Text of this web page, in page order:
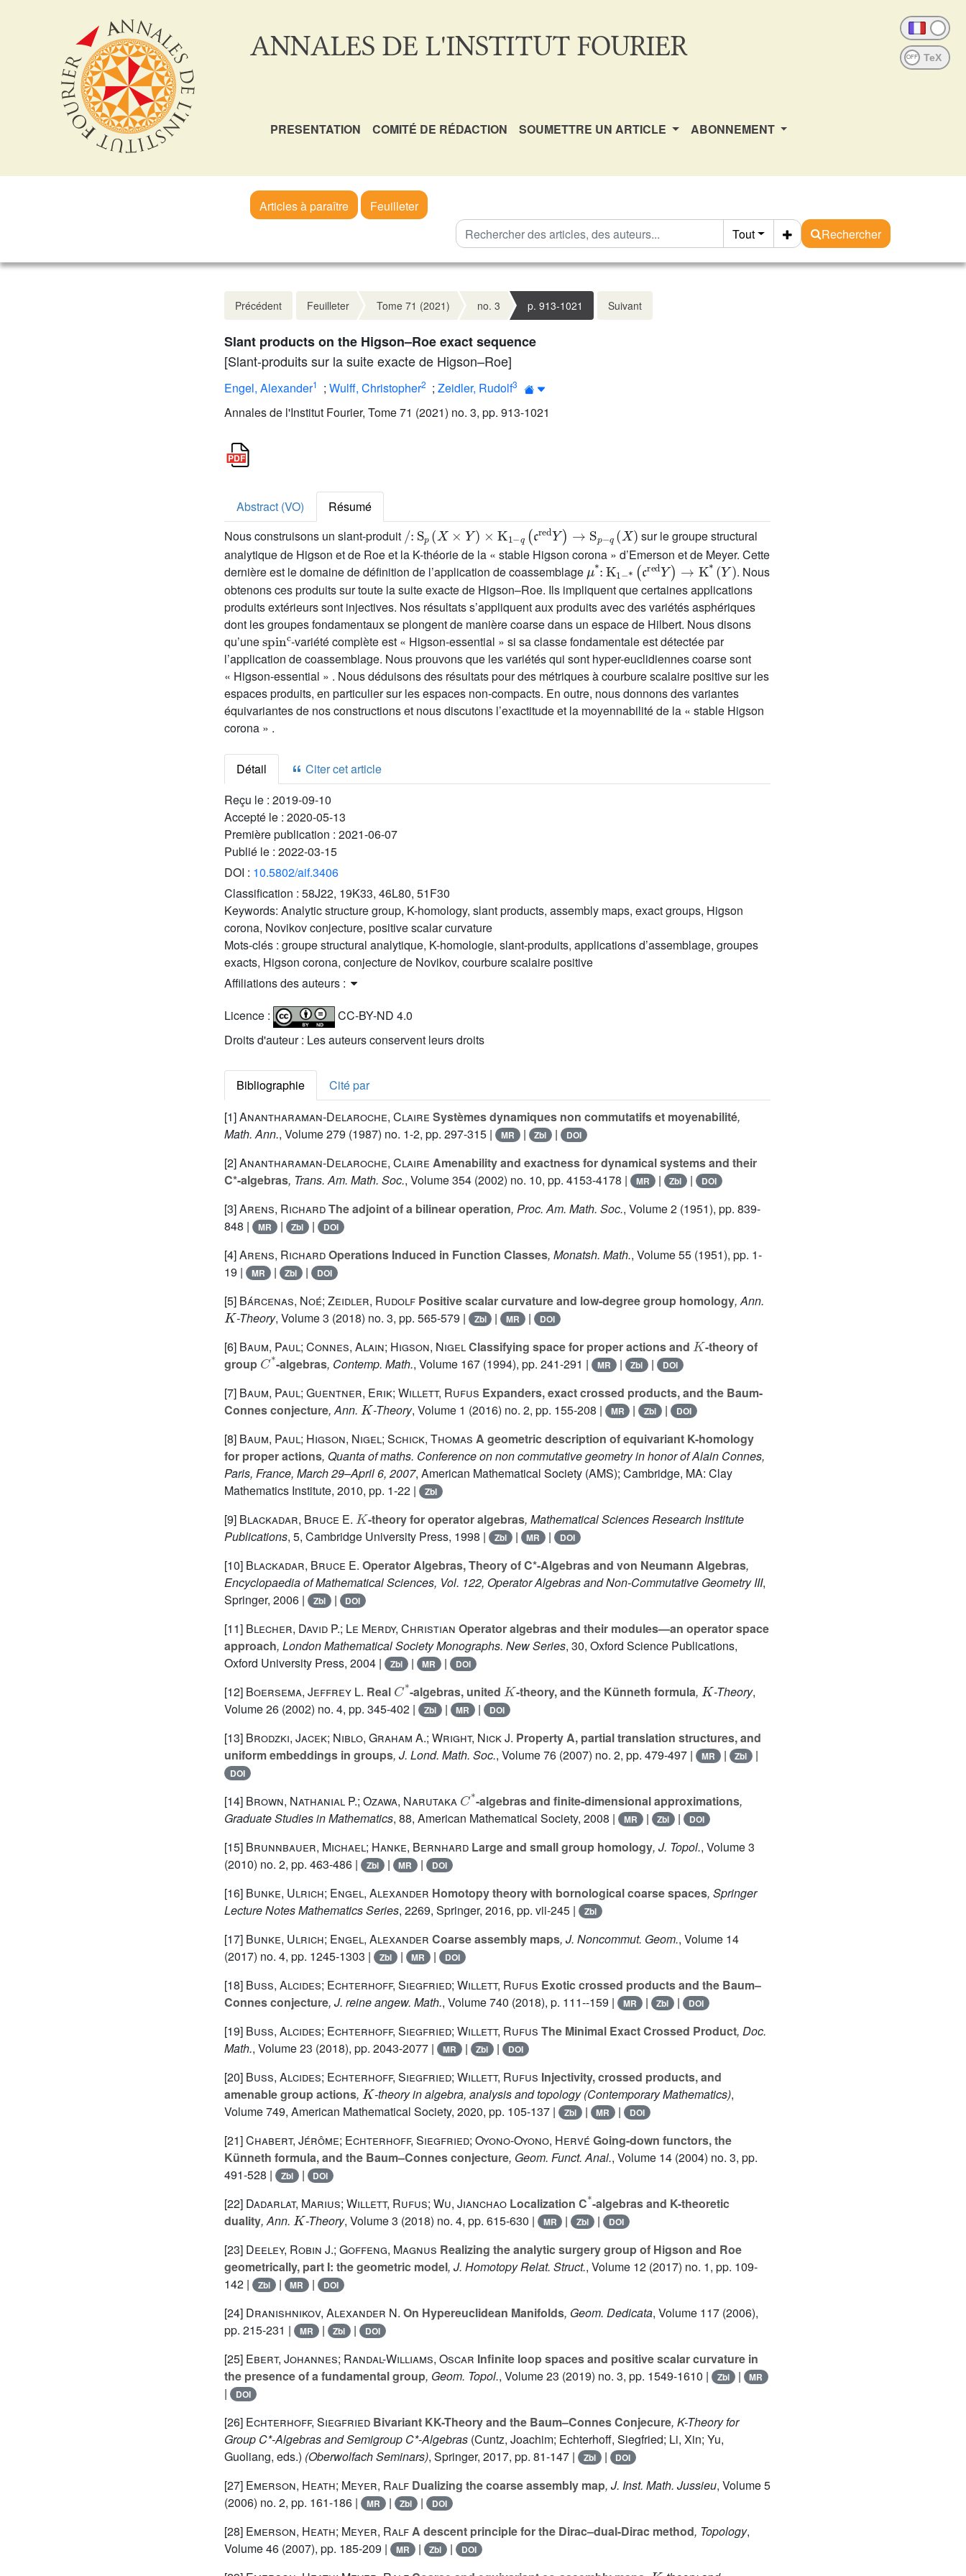
ANNALES DE L'INSTITUT FOURIER OFF
PRESENTATION COMITÉ DE RÉDACTION SOUMETTRE UN ARTICLE ABONNEMENT
Articles à paraître
Feuilleter
Tout
Rechercher
Précédent Feuilleter Tome 71 (2021) no. 3 p. 913-1021 Suivant
Slant products on the Higson–Roe exact sequence
[Slant-produits sur la suite exacte de Higson–Roe]
Engel, Alexander1 ; Wulff, Christopher2 ; Zeidler, Rudolf3
Annales de l'Institut Fourier, Tome 71 (2021) no. 3, pp. 913-1021
Abstract (VO)
Résumé
Nous construisons un slant-produit
/:Sp(X×Y)×K1-q(𝔠redY)→Sp-q(X)
sur le groupe structural
analytique de Higson et de Roe et la K-théorie de la « stable Higson corona » d’Emerson et de Meyer. Cette
dernière est le domaine de définition de l’application de coassemblage
μ*:K1- *(𝔠redY)→K*(Y)
. Nous
obtenons ces produits sur toute la suite exacte de Higson–Roe. Ils impliquent que certaines applications
produits extérieurs sont injectives. Nos résultats s’appliquent aux produits avec des variétés asphériques
dont les groupes fondamentaux se plongent de manière coarse dans un espace de Hilbert. Nous disons
qu’une
spinc
-variété complète est « Higson-essential » si sa classe fondamentale est détectée par
l’application de coassemblage. Nous prouvons que les variétés qui sont hyper-euclidiennes coarse sont
« Higson-essential » . Nous déduisons des résultats pour des métriques à courbure scalaire positive sur les
espaces produits, en particulier sur les espaces non-compacts. En outre, nous donnons des variantes
équivariantes de nos constructions et nous discutons l’exactitude et la moyennabilité de la « stable Higson
corona » .
Détail
Citer cet article
Reçu le : 2019-09-10
Accepté le : 2020-05-13
Première publication : 2021-06-07
Publié le : 2022-03-15
DOI : 10.5802/aif.3406
Classification : 58J22, 19K33, 46L80, 51F30
Keywords: Analytic structure group, K-homology, slant products, assembly maps, exact groups, Higson
corona, Novikov conjecture, positive scalar curvature
Mots-clés : groupe structural analytique, K-homologie, slant-produits, applications d’assemblage, groupes
exacts, Higson corona, conjecture de Novikov, courbure scalaire positive
Affiliations des auteurs :
Licence :
CC-BY-ND 4.0
Droits d'auteur : Les auteurs conservent leurs droits
Bibliographie
Cité par
[1]Anantharaman-Delaroche, Claire Systèmes dynamiques non commutatifs et moyenabilité,
Math. Ann., Volume 279 (1987) no. 1-2, pp. 297-315 | MR | Zbl | DOI
[2]Anantharaman-Delaroche, Claire Amenability and exactness for dynamical systems and their
C*-algebras, Trans. Am. Math. Soc., Volume 354 (2002) no. 10, pp. 4153-4178 | MR | Zbl | DOI
[3]Arens, RichardThe adjoint of a bilinear operation, Proc. Am. Math. Soc., Volume 2 (1951), pp. 839-
848 |
MR | Zbl | DOI
[4]Arens, RichardOperations Induced in Function Classes, Monatsh. Math., Volume 55 (1951), pp. 1-
19 |
MR | Zbl | DOI
[5] Bárcenas, Noé; Zeidler, Rudolf Positive scalar curvature and low-degree group homology, Ann.
K
-Theory, Volume 3 (2018) no. 3, pp. 565-579 | Zbl | MR | DOI
[6] Baum, Paul; Connes, Alain; Higson, NigelClassifying space for proper actions and
-theory of
group
C*
-algebras, Contemp. Math., Volume 167 (1994), pp. 241-291 | MR | Zbl | DOI
[7] Baum, Paul; Guentner, Erik; Willett, Rufus Expanders, exact crossed products, and the Baum-
Connes conjecture, Ann.
K
-Theory, Volume 1 (2016) no. 2, pp. 155-208 | MR | Zbl | DOI
[8] Baum, Paul; Higson, Nigel; Schick, Thomas A geometric description of equivariant K-homology
for proper actions, Quanta of maths. Conference on non commutative geometry in honor of Alain Connes,
Paris, France, March 29–April 6, 2007, American Mathematical Society (AMS); Cambridge, MA: Clay
Mathematics Institute, 2010, pp. 1-22 |
Zbl
[9] Blackadar, Bruce E. -theory for operator algebras, Mathematical Sciences Research Institute
Publications, 5, Cambridge University Press, 1998 | Zbl | MR | DOI
[10] Blackadar, Bruce E. Operator Algebras, Theory of C*-Algebras and von Neumann Algebras,
Encyclopaedia of Mathematical Sciences, Vol. 122, Operator Algebras and Non-Commutative Geometry III,
Springer, 2006 |
Zbl | DOI
[11] Blecher, David P.; Le Merdy, Christian Operator algebras and their modules—an operator space
approach, London Mathematical Society Monographs. New Series, 30, Oxford Science Publications,
Oxford University Press, 2004 |
Zbl | MR | DOI
[12] Boersema, Jeffrey L. Real
*
-algebras, united -theory, and the Künneth formula,
K
-Theory,
Volume 26 (2002) no. 4, pp. 345-402 | Zbl | MR | DOI
[13] Brodzki, Jacek; Niblo, Graham A.; Wright, Nick J. Property A, partial translation structures, and
uniform embeddings in groups, J. Lond. Math. Soc., Volume 76 (2007) no. 2, pp. 479-497 | MR | Zbl |
DOI
[14] Brown, Nathanial P.; Ozawa, Narutaka
*
-algebras and finite-dimensional approximations,
Graduate Studies in Mathematics, 88, American Mathematical Society, 2008 | MR | Zbl | DOI
[15] Brunnbauer, Michael; Hanke, Bernhard Large and small group homology, J. Topol., Volume 3
(2010) no. 2, pp. 463-486 |
Zbl | MR | DOI
[16] Bunke, Ulrich; Engel, Alexander Homotopy theory with bornological coarse spaces, Springer
Lecture Notes Mathematics Series, 2269, Springer, 2016, pp. vii-245 | Zbl
[17] Bunke, Ulrich; Engel, Alexander Coarse assembly maps, J. Noncommut. Geom., Volume 14
(2017) no. 4, pp. 1245-1303 |
Zbl | MR | DOI
[18] Buss, Alcides; Echterhoff, Siegfried; Willett, Rufus Exotic crossed products and the Baum–
Connes conjecture, J. reine angew. Math., Volume 740 (2018), p. 111--159 | MR | Zbl | DOI
[19] Buss, Alcides; Echterhoff, Siegfried; Willett, Rufus The Minimal Exact Crossed Product, Doc.
Math., Volume 23 (2018), pp. 2043-2077 | MR | Zbl | DOI
[20] Buss, Alcides; Echterhoff, Siegfried; Willett, Rufus Injectivity, crossed products, and
amenable group actions,
K
-theory in algebra, analysis and topology(Contemporary Mathematics),
Volume 749, American Mathematical Society, 2020, pp. 105-137 | Zbl | MR | DOI
[21]Chabert, Jérôme; Echterhoff, Siegfried; Oyono-Oyono, Hervé Going-down functors, the
Künneth formula, and the Baum–Connes conjecture, Geom. Funct. Anal., Volume 14 (2004) no. 3, pp.
491-528 |
Zbl | DOI
[22] Dadarlat, Marius; Willett, Rufus; Wu, Jianchao Localization C
*
-algebras and K-theoretic
duality, Ann.
K
-Theory, Volume 3 (2018) no. 4, pp. 615-630 | MR | Zbl | DOI
[23] Deeley, Robin J.; Goffeng, Magnus Realizing the analytic surgery group of Higson and Roe
geometrically, part I: the geometric model, J. Homotopy Relat. Struct., Volume 12 (2017) no. 1, pp. 109-
142 |
Zbl | MR | DOI
[24] Dranishnikov, Alexander N. On Hypereuclidean Manifolds, Geom. Dedicata, Volume 117 (2006),
pp. 215-231 |
MR | Zbl | DOI
[25] Ebert, Johannes; Randal-Williams, Oscar Infinite loop spaces and positive scalar curvature in
the presence of a fundamental group, Geom. Topol., Volume 23 (2019) no. 3, pp. 1549-1610 | Zbl | MR
| DOI
[26] Echterhoff, Siegfried Bivariant KK-Theory and the Baum–Connes Conjecure, K-Theory for
Group C*-Algebras and Semigroup C*-Algebras (Cuntz, Joachim; Echterhoff, Siegfried; Li, Xin; Yu,
Guoliang, eds.) (Oberwolfach Seminars), Springer, 2017, pp. 81-147 | Zbl | DOI
[27] Emerson, Heath; Meyer, Ralf Dualizing the coarse assembly map, J. Inst. Math. Jussieu, Volume 5
(2006) no. 2, pp. 161-186 |
MR | Zbl | DOI
[28] Emerson, Heath; Meyer, RalfA descent principle for the Dirac–dual-Dirac method, Topology,
Volume 46 (2007), pp. 185-209 | MR | Zbl | DOI
K